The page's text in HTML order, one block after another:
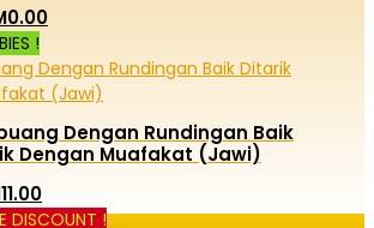
0.00Current
is:
RM0.00.
!
Dengan Rundingan Baik
Dengan Muafakat (Jawi)
11.00Current
price
DISCOUNT !